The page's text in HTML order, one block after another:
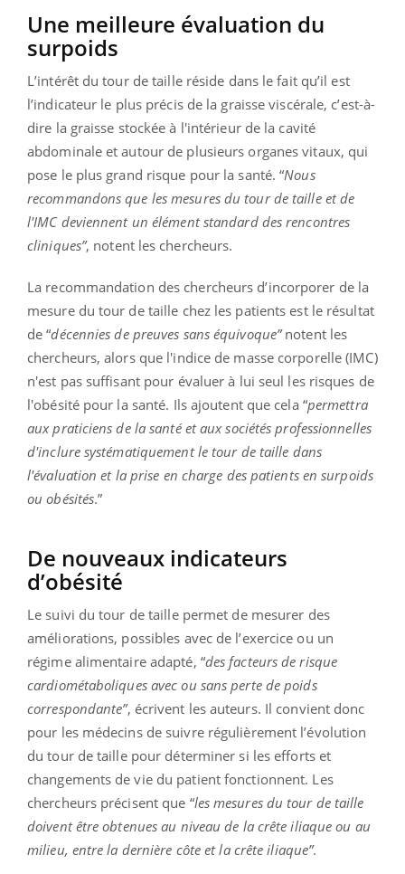
Une meilleure évaluation du
surpoids
L’intérêt du tour de taille réside dans le fait qu’il est
l’indicateur le plus précis de la graisse viscérale, c’est-à-
dire la graisse stockée à l'intérieur de la cavité
abdominale et autour de plusieurs organes vitaux, qui
pose le plus grand risque pour la santé. “Nous
recommandons que les mesures du tour de taille et de
l'IMC deviennent un élément standard des rencontres
cliniques”, notent les chercheurs.
La recommandation des chercheurs d’incorporer de la
mesure du tour de taille chez les patients est le résultat
de “décennies de preuves sans équivoque”notent les
chercheurs, alors que l'indice de masse corporelle (IMC)
n'est pas suffisant pour évaluer à lui seul les risques de
l'obésité pour la santé. Ils ajoutent que cela “permettra
aux praticiens de la santé et aux sociétés professionnelles
d'inclure systématiquement le tour de taille dans
l'évaluation et la prise en charge des patients en surpoids
ou obésités.”
De nouveaux indicateurs
d’obésité
Le suivi du tour de taille permet de mesurer des
améliorations, possibles avec de l’exercice ou un
régime alimentaire adapté, “des facteurs de risque
cardiométaboliques avec ou sans perte de poids
correspondante”, écrivent les auteurs. Il convient donc
pour les médecins de suivre régulièrement l’évolution
du tour de taille pour déterminer si les efforts et
changements de vie du patient fonctionnent. Les
chercheurs précisent que “les mesures du tour de taille
doivent être obtenues au niveau de la crête iliaque ou au
milieu, entre la dernière côte et la crête iliaque”.